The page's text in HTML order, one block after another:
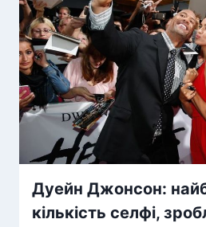
Дуейн Джонсон:
кількість селфі,